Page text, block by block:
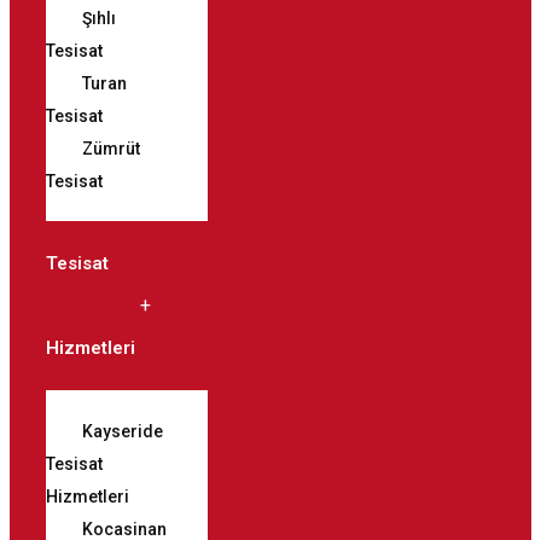
Şıhlı
Tesisat
Turan
Tesisat
Zümrüt
Tesisat
Tesisat
Hizmetleri
Kayseride
Tesisat
Hizmetleri
Kocasinan